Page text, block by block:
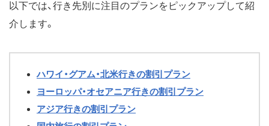
以下では、行き先別に注目のプランをピックアップして紹
介します。
ハワイ・グアム・北米行きの割引プラン
ヨーロッパ・オセアニア行きの割引プラン
アジア行きの割引プラン